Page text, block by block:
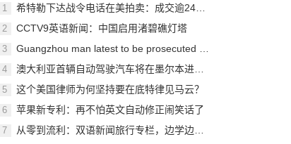
1 希特勒下达战令电话在美拍卖：成交逾24万美元！
2 CCTV9英语新闻：中国启用渚碧礁灯塔
3
4 澳大利亚首辆自动驾驶汽车将在墨尔本进行测试
5 这个美国律师为何坚持要在底特律见马云？
6 苹果新专利：再不怕英文自动修正闹笑话了
7